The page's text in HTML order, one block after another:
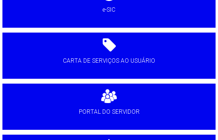
e-SIC
CARTA DE SERVIÇOS AO USUÁRIO
PORTAL DO SERVIDOR